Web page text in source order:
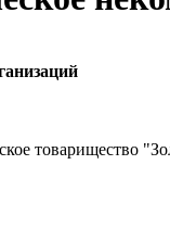
товарищество